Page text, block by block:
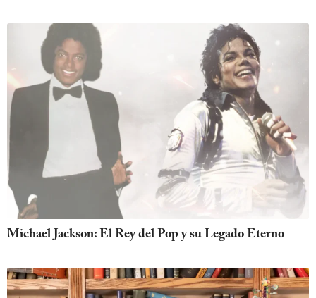
Michael Jackson: El Rey del Pop y su Legado Eterno